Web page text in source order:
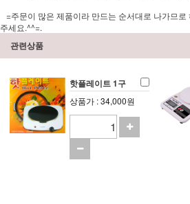
=주문이 많은 제품이라 만드는 순서대로 나가므
주세요.^^=.
관련상품
핫플레이트 1구
상품가 : 34,000원